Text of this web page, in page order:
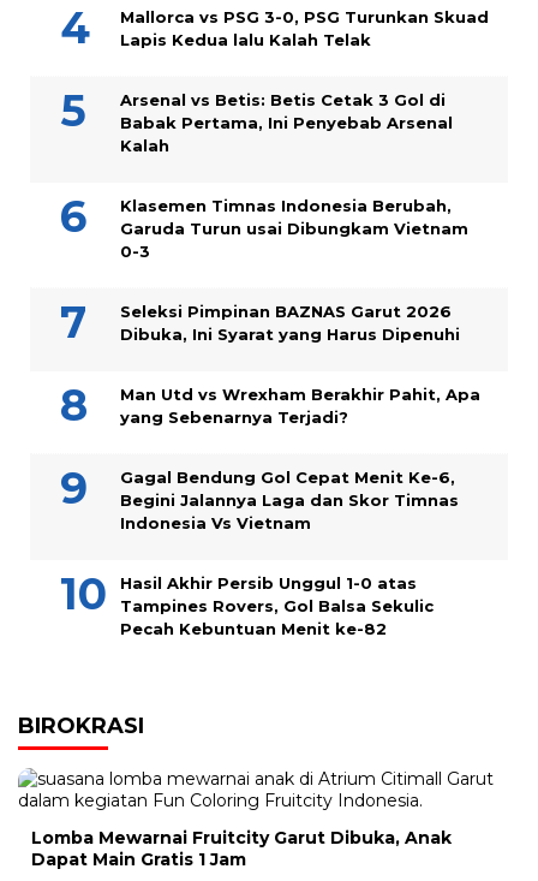
Mallorca vs PSG 3-0, PSG Turunkan Skuad
Lapis Kedua lalu Kalah Telak
Arsenal vs Betis: Betis Cetak 3 Gol di
Babak Pertama, Ini Penyebab Arsenal
Kalah
Klasemen Timnas Indonesia Berubah,
Garuda Turun usai Dibungkam Vietnam
0-3
Seleksi Pimpinan BAZNAS Garut 2026
Dibuka, Ini Syarat yang Harus Dipenuhi
Man Utd vs Wrexham Berakhir Pahit, Apa
yang Sebenarnya Terjadi?
Gagal Bendung Gol Cepat Menit Ke-6,
Begini Jalannya Laga dan Skor Timnas
Indonesia Vs Vietnam
Hasil Akhir Persib Unggul 1-0 atas
Tampines Rovers, Gol Balsa Sekulic
Pecah Kebuntuan Menit ke-82
BIROKRASI
Lomba Mewarnai Fruitcity Garut Dibuka, Anak
Dapat Main Gratis 1 Jam